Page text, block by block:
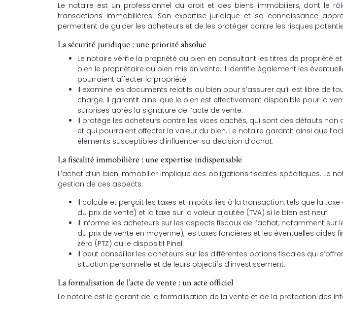
Le notaire est un professionnel du droit et des biens immobiliers, dont le
transactions immobilières. Son expertise juridique et sa connaissance
permettent de guider les acheteurs et de les protéger contre les risques
La sécurité juridique : une priorité absolue
Le notaire vérifie la propriété du bien en consultant les titres de propriété
bien le propriétaire du bien mis en vente. Il identifie également les
pourraient affecter la propriété.
Il examine les documents relatifs au bien pour s’assurer qu’il est libre de
charge. Il garantit ainsi que le bien est effectivement disponible pour la
surprises après la signature de l’acte de vente.
Il protège les acheteurs contre les vices cachés, qui sont des défauts
et qui pourraient affecter la valeur du bien. Le notaire garantit ainsi que
éléments susceptibles d’influencer sa décision d’achat.
La fiscalité immobilière : une expertise indispensable
L’achat d’un bien immobilier implique des obligations fiscales spécifiques. Le
gestion de ces aspects.
Il calcule et perçoit les taxes et impôts liés à la transaction, tels que la
du prix de vente) et la taxe sur la valeur ajoutée (TVA) si le bien est neuf.
Il informe les acheteurs sur les aspects fiscaux de l’achat, notamment sur
du prix de vente en moyenne), les taxes foncières et les éventuelles aides
zéro (PTZ) ou le dispositif Pinel.
Il peut conseiller les acheteurs sur les différentes options fiscales qui
situation personnelle et de leurs objectifs d’investissement.
La formalisation de l’acte de vente : un acte officiel
Le notaire est le garant de la formalisation de la vente et de la protection des